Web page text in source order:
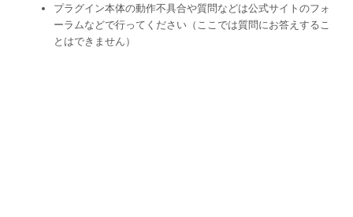
プラグイン本体の動作不具合や質問などは公式サイトのフォ
ーラムなどで行ってください（ここでは質問にお答えするこ
とはできません）